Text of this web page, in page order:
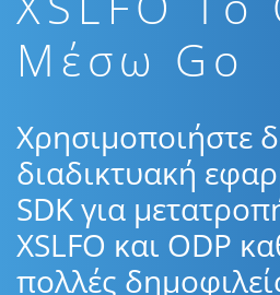
Μέσω Go
Χρησιμοποιήστε
διαδικτυακή
SDK για
XSLFO και ODP
πολλές